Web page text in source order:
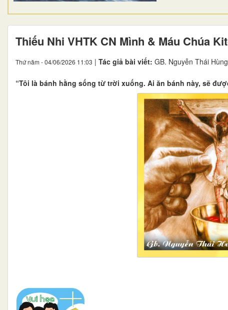
Thiếu Nhi VHTK CN Mình & Máu Chúa
Thứ năm - 04/06/2026 11:03 | Tác giả bài viết: GB. Nguyễn Thái
“Tôi là bánh hằng sống từ trời xuống. Ai ăn bánh này, sẽ